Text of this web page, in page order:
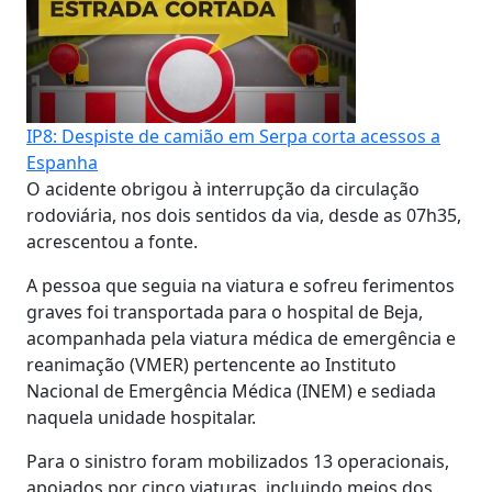
IP8: Despiste de camião em Serpa corta acessos a
Espanha
O acidente obrigou à interrupção da circulação
rodoviária, nos dois sentidos da via, desde as 07h35,
acrescentou a fonte.
A pessoa que seguia na viatura e sofreu ferimentos
graves foi transportada para o hospital de Beja,
acompanhada pela viatura médica de emergência e
reanimação (VMER) pertencente ao Instituto
Nacional de Emergência Médica (INEM) e sediada
naquela unidade hospitalar.
Para o sinistro foram mobilizados 13 operacionais,